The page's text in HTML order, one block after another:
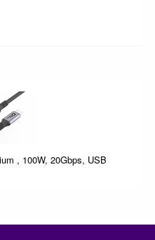
, 100W, 20Gbps, USB